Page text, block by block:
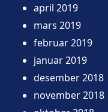
april 2019
mars 2019
februar 2019
januar 2019
desember 2018
november 2018